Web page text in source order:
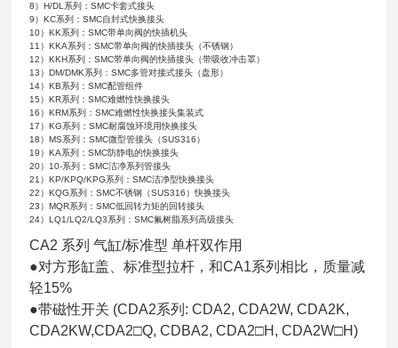
8）H/DL系列：SMC卡套式接头
9）KC系列：SMC自封式快换接头
10）KK系列：SMC带单向阀的快插机头
11）KKA系列：SMC带单向阀的快插接头（不锈钢）
12）KKH系列：SMC带单向阀的快插接头（带吸收冲击罩）
13）DM/DMK系列：SMC多管对接式接头（盘形）
14）KB系列：SMC配管组件
15）KR系列：SMC难燃性快换接头
16）KRM系列：SMC难燃性快换接头集装式
17）KG系列：SMC耐腐蚀环境用快换接头
18）MS系列：SMC微型管接头（SUS316）
19）KA系列：SMC防静电的快换接头
20）10-系列：SMC洁净系列管接头
21）KP/KPQ/KPG系列：SMC洁净型快换接头
22）KQG系列：SMC不锈钢（SUS316）快换接头
23）MQR系列：SMC低回转力矩的回转接头
24）LQ1/LQ2/LQ3系列：SMC氟树脂系列高级接头
CA2 系列 气缸/标准型 单杆双作用
●对方形缸盖、标准型拉杆，和CA1系列相比，质量减
轻15%
●带磁性开关 (CDA2系列: CDA2, CDA2W, CDA2K,
CDA2KW,CDA2□Q, CDBA2, CDA2□H, CDA2W□H)